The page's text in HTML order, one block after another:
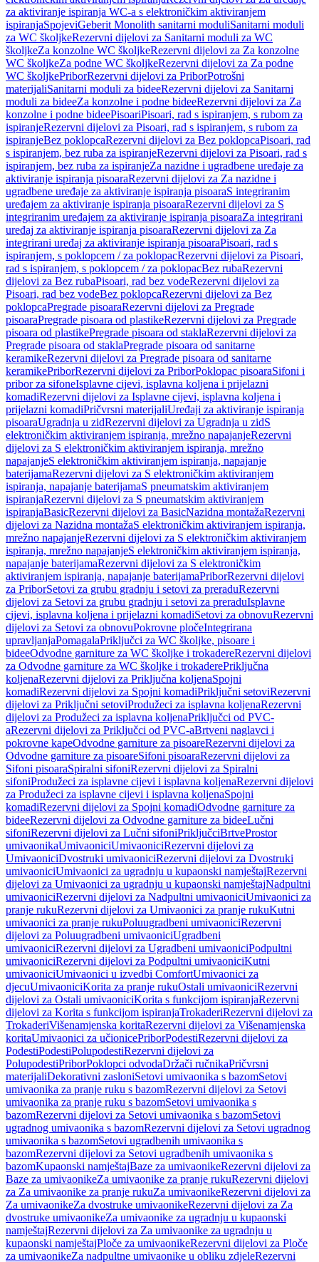
za aktiviranje ispiranja WC-a s elektroničkim aktiviranjem
ispiranjaSpojeviGeberit Monolith sanitarni moduliSanitarni moduli
za WC školjkeRezervni dijelovi za Sanitarni moduli za WC
školjkeZa konzolne WC školjkeRezervni dijelovi za Za konzolne
WC školjkeZa podne WC školjkeRezervni dijelovi za Za podne
WC školjkePriborRezervni dijelovi za PriborPotrošni
materijaliSanitarni moduli za bideeRezervni dijelovi za Sanitarni
moduli za bideeZa konzolne i podne bideeRezervni dijelovi za Za
konzolne i podne bideePisoariPisoari, rad s ispiranjem, s rubom za
ispiranjeRezervni dijelovi za Pisoari, rad s ispiranjem, s rubom za
ispiranjeBez poklopcaRezervni dijelovi za Bez poklopcaPisoari, rad
s ispiranjem, bez ruba za ispiranjeRezervni dijelovi za Pisoari, rad s
ispiranjem, bez ruba za ispiranjeZa nazidne i ugradbene uređaje za
aktiviranje ispiranja pisoaraRezervni dijelovi za Za nazidne i
ugradbene uređaje za aktiviranje ispiranja pisoaraS integriranim
uređajem za aktiviranje ispiranja pisoaraRezervni dijelovi za S
integriranim uređajem za aktiviranje ispiranja pisoaraZa integrirani
uređaj za aktiviranje ispiranja pisoaraRezervni dijelovi za Za
integrirani uređaj za aktiviranje ispiranja pisoaraPisoari, rad s
ispiranjem, s poklopcem / za poklopacRezervni dijelovi za Pisoari,
rad s ispiranjem, s poklopcem / za poklopacBez rubaRezervni
dijelovi za Bez rubaPisoari, rad bez vodeRezervni dijelovi za
Pisoari, rad bez vodeBez poklopcaRezervni dijelovi za Bez
poklopcaPregrade pisoaraRezervni dijelovi za Pregrade
pisoaraPregrade pisoara od plastikeRezervni dijelovi za Pregrade
pisoara od plastikePregrade pisoara od staklaRezervni dijelovi za
Pregrade pisoara od staklaPregrade pisoara od sanitarne
keramikeRezervni dijelovi za Pregrade pisoara od sanitarne
keramikePriborRezervni dijelovi za PriborPoklopac pisoaraSifoni i
pribor za sifoneIsplavne cijevi, isplavna koljena i prijelazni
komadiRezervni dijelovi za Isplavne cijevi, isplavna koljena i
prijelazni komadiPričvrsni materijaliUređaji za aktiviranje ispiranja
pisoaraUgradnja u zidRezervni dijelovi za Ugradnja u zidS
elektroničkim aktiviranjem ispiranja, mrežno napajanjeRezervni
dijelovi za S elektroničkim aktiviranjem ispiranja, mrežno
napajanjeS elektroničkim aktiviranjem ispiranja, napajanje
baterijamaRezervni dijelovi za S elektroničkim aktiviranjem
ispiranja, napajanje baterijamaS pneumatskim aktiviranjem
ispiranjaRezervni dijelovi za S pneumatskim aktiviranjem
ispiranjaBasicRezervni dijelovi za BasicNazidna montažaRezervni
dijelovi za Nazidna montažaS elektroničkim aktiviranjem ispiranja,
mrežno napajanjeRezervni dijelovi za S elektroničkim aktiviranjem
ispiranja, mrežno napajanjeS elektroničkim aktiviranjem ispiranja,
napajanje baterijamaRezervni dijelovi za S elektroničkim
aktiviranjem ispiranja, napajanje baterijamaPriborRezervni dijelovi
za PriborSetovi za grubu gradnju i setovi za preraduRezervni
dijelovi za Setovi za grubu gradnju i setovi za preraduIsplavne
cijevi, isplavna koljena i prijelazni komadiSetovi za obnovuRezervni
dijelovi za Setovi za obnovuPokrovne pločeIntegrirana
upravljanjaPomagalaPriključci za WC školjke, pisoare i
bideeOdvodne garniture za WC školjke i trokadereRezervni dijelovi
za Odvodne garniture za WC školjke i trokaderePriključna
koljenaRezervni dijelovi za Priključna koljenaSpojni
komadiRezervni dijelovi za Spojni komadiPriključni setoviRezervni
dijelovi za Priključni setoviProdužeci za isplavna koljenaRezervni
dijelovi za Produžeci za isplavna koljenaPriključci od PVC-
aRezervni dijelovi za Priključci od PVC-aBrtveni naglavci i
pokrovne kapeOdvodne garniture za pisoareRezervni dijelovi za
Odvodne garniture za pisoareSifoni pisoaraRezervni dijelovi za
Sifoni pisoaraSpiralni sifoniRezervni dijelovi za Spiralni
sifoniProdužeci za isplavne cijevi i isplavna koljenaRezervni dijelovi
za Produžeci za isplavne cijevi i isplavna koljenaSpojni
komadiRezervni dijelovi za Spojni komadiOdvodne garniture za
bideeRezervni dijelovi za Odvodne garniture za bideeLučni
sifoniRezervni dijelovi za Lučni sifoniPriključciBrtveProstor
umivaonikaUmivaoniciUmivaoniciRezervni dijelovi za
UmivaoniciDvostruki umivaoniciRezervni dijelovi za Dvostruki
umivaoniciUmivaonici za ugradnju u kupaonski namještajRezervni
dijelovi za Umivaonici za ugradnju u kupaonski namještajNadpultni
umivaoniciRezervni dijelovi za Nadpultni umivaoniciUmivaonici za
pranje rukuRezervni dijelovi za Umivaonici za pranje rukuKutni
umivaonici za pranje rukuPoluugradbeni umivaoniciRezervni
dijelovi za Poluugradbeni umivaoniciUgradbeni
umivaoniciRezervni dijelovi za Ugradbeni umivaoniciPodpultni
umivaoniciRezervni dijelovi za Podpultni umivaoniciKutni
umivaoniciUmivaonici u izvedbi ComfortUmivaonici za
djecuUmivaoniciKorita za pranje rukuOstali umivaoniciRezervni
dijelovi za Ostali umivaoniciKorita s funkcijom ispiranjaRezervni
dijelovi za Korita s funkcijom ispiranjaTrokaderiRezervni dijelovi za
TrokaderiVišenamjenska koritaRezervni dijelovi za Višenamjenska
koritaUmivaonici za učionicePriborPodestiRezervni dijelovi za
PodestiPodestiPolupodestiRezervni dijelovi za
PolupodestiPriborPoklopci odvodaDržači ručnikaPričvrsni
materijaliDekorativni zasloniSetovi umivaonika s bazomSetovi
umivaonika za pranje ruku s bazomRezervni dijelovi za Setovi
umivaonika za pranje ruku s bazomSetovi umivaonika s
bazomRezervni dijelovi za Setovi umivaonika s bazomSetovi
ugradnog umivaonika s bazomRezervni dijelovi za Setovi ugradnog
umivaonika s bazomSetovi ugradbenih umivaonika s
bazomRezervni dijelovi za Setovi ugradbenih umivaonika s
bazomKupaonski namještajBaze za umivaonikeRezervni dijelovi za
Baze za umivaonikeZa umivaonike za pranje rukuRezervni dijelovi
za Za umivaonike za pranje rukuZa umivaonikeRezervni dijelovi za
Za umivaonikeZa dvostruke umivaonikeRezervni dijelovi za Za
dvostruke umivaonikeZa umivaonike za ugradnju u kupaonski
namještajRezervni dijelovi za Za umivaonike za ugradnju u
kupaonski namještajPloče za umivaonikeRezervni dijelovi za Ploče
za umivaonikeZa nadpultne umivaonike u obliku zdjeleRezervni